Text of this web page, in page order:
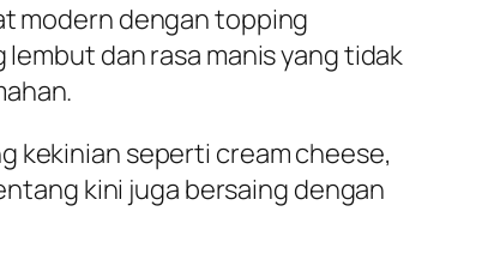
modern dengan topping
dan rasa manis yang tidak
kekinian seperti cream cheese,
kini juga bersaing dengan